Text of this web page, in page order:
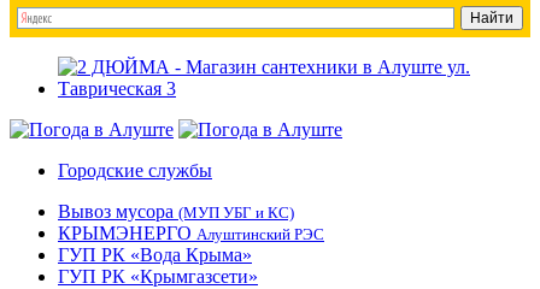
Городские службы
Вывоз мусора (МУП УБГ и КС)
КРЫМЭНЕРГО Алуштинский РЭС
ГУП РК «Вода Крыма»
ГУП РК «Крымгазсети»